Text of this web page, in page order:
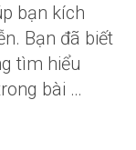
bạn kích
Bạn đã biết
tìm hiểu
bài …